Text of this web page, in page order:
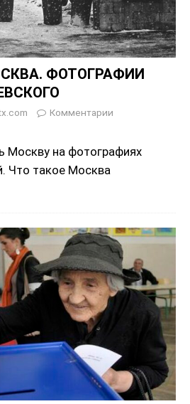
ФОТОГРАФИИ
Комментарии
Москву на фотографиях
Что такое Москва